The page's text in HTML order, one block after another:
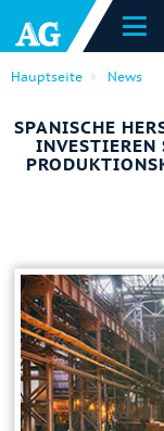
Hauptseite News
SPANISCHE
INVESTIEREN